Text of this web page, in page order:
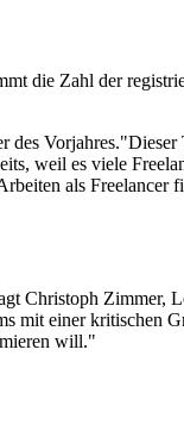
die Zahl der
Vorjahres."Dieser
weil es viele
als Freelancer
Christoph Zimmer,
mit einer kritischen
will."